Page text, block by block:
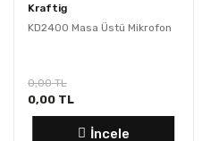
Kraftig
KD2400 Masa Üstü Mikrofon
0,00 TL
0,00 TL
İncele